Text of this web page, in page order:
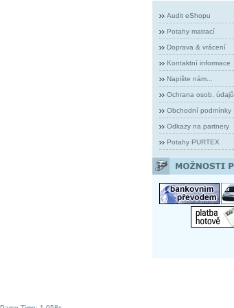
Audit eShopu
Potahy matrací
Doprava & vrácení
Kontaktní informace
Napište nám...
Ochrana osob. údajů
Obchodní podmínky
Odkazy na partnery
Potahy PURTEX